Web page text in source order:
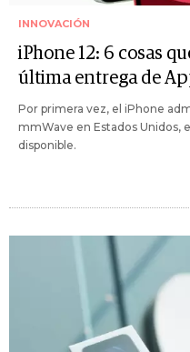
INNOVACIÓN
iPhone 12: 6 cosas
última entrega de
Por primera vez, el iPhone
mmWave en Estados Unidos,
disponible.